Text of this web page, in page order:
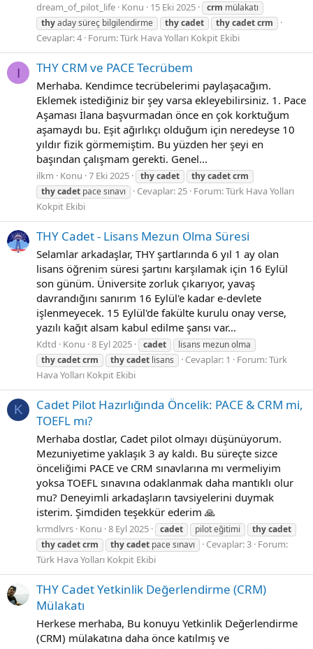
dream_of_pilot_life Konu 15 Eki 2025 crm mülakatı
thyaday süreç bilgilendirme thycadet thycadetcrm
Cevaplar: 4 Forum:Türk Hava Yolları Kokpit Ekibi
I THY CRM ve PACE Tecrübem
Merhaba. Kendimce tecrübelerimi paylaşacağım.
Eklemek istediğiniz bir şey varsa ekleyebilirsiniz. 1. Pace
Aşaması İlana başvurmadan önce en çok korktuğum
aşamaydı bu. Eşit ağırlıkçı olduğum için neredeyse 10
yıldır fizik görmemiştim. Bu yüzden her şeyi en
başından çalışmam gerekti. Genel...
ilkm Konu 7 Eki 2025 thycadet thycadetcrm
thycadet pace sınavı Cevaplar: 25 Forum:Türk Hava Yolları
Kokpit Ekibi
THY Cadet - Lisans Mezun Olma Süresi
Selamlar arkadaşlar, THY şartlarında 6 yıl 1 ay olan
lisans öğrenim süresi şartını karşılamak için 16 Eylül
son günüm. Üniversite zorluk çıkarıyor, yavaş
davrandığını sanırım 16 Eylül'e kadar e-devlete
işlenmeyecek. 15 Eylül'de fakülte kurulu onay verse,
yazılı kağıt alsam kabul edilme şansı var...
Kdtd Konu 8 Eyl 2025 cadet
lisans mezun olma
thycadetcrm thycadet lisans Cevaplar: 1 Forum:Türk
Hava Yolları Kokpit Ekibi
K
Cadet Pilot Hazırlığında Öncelik: PACE & CRM mi,
TOEFL mı?
Merhaba dostlar, Cadet pilot olmayı düşünüyorum.
Mezuniyetime yaklaşık 3 ay kaldı. Bu süreçte sizce
önceliğimi PACE ve CRM sınavlarına mı vermeliyim
yoksa TOEFL sınavına odaklanmak daha mantıklı olur
mu? Deneyimli arkadaşların tavsiyelerini duymak
isterim. Şimdiden teşekkür ederim 🙏
krmdlvrs Konu 8 Eyl 2025 cadet pilot eğitimi thycadet
thycadetcrm thycadet pace sınavı Cevaplar: 3 Forum:
Türk Hava Yolları Kokpit Ekibi
THY Cadet Yetkinlik Değerlendirme (CRM)
Mülakatı
Herkese merhaba, Bu konuyu Yetkinlik Değerlendirme
(CRM) mülakatına daha önce katılmış ve